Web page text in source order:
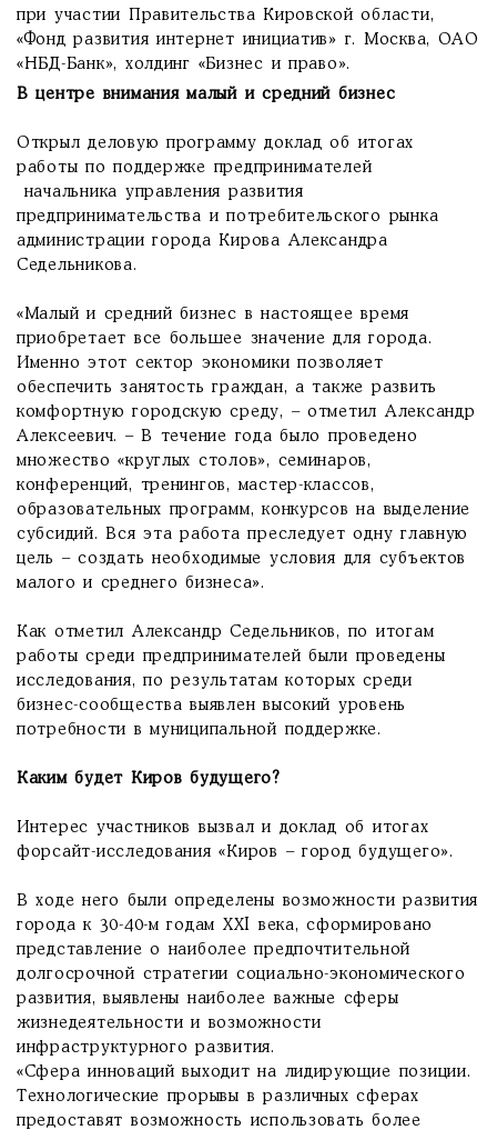
при участии Правительства Кировской области,
«Фонд развития интернет инициатив» г. Москва, ОАО
«НБД-Банк», холдинг «Бизнес и право».
В центре внимания малый и средний бизнес
Открыл деловую программу доклад об итогах
работы по поддержке предпринимателей
начальника управления развития
предпринимательства и потребительского рынка
администрации города Кирова Александра
Седельникова.
«Малый и средний бизнес в настоящее время
приобретает все большее значение для города.
Именно этот сектор экономики позволяет
обеспечить занятость граждан, а также развить
комфортную городскую среду, – отметил Александр
Алексеевич. – В течение года было проведено
множество «круглых столов», семинаров,
конференций, тренингов, мастер-классов,
образовательных программ, конкурсов на выделение
субсидий. Вся эта работа преследует одну главную
цель – создать необходимые условия для субъектов
малого и среднего бизнеса».
Как отметил Александр Седельников, по итогам
работы среди предпринимателей были проведены
исследования, по результатам которых среди
бизнес-сообщества выявлен высокий уровень
потребности в муниципальной поддержке.
Каким будет Киров будущего?
Интерес участников вызвал и доклад об итогах
форсайт-исследования «Киров – город будущего».
В ходе него были определены возможности развития
города к 30-40-м годам ХХI века, сформировано
представление о наиболее предпочтительной
долгосрочной стратегии социально-экономического
развития, выявлены наиболее важные сферы
жизнедеятельности и возможности
инфраструктурного развития.
«Сфера инноваций выходит на лидирующие позиции.
Технологические прорывы в различных сферах
предоставят возможность использовать более